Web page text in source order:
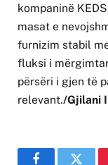
kompaninë
masat e
furnizim stabil
fluksi i
përsëri i gjen të
relevant./Gjilani